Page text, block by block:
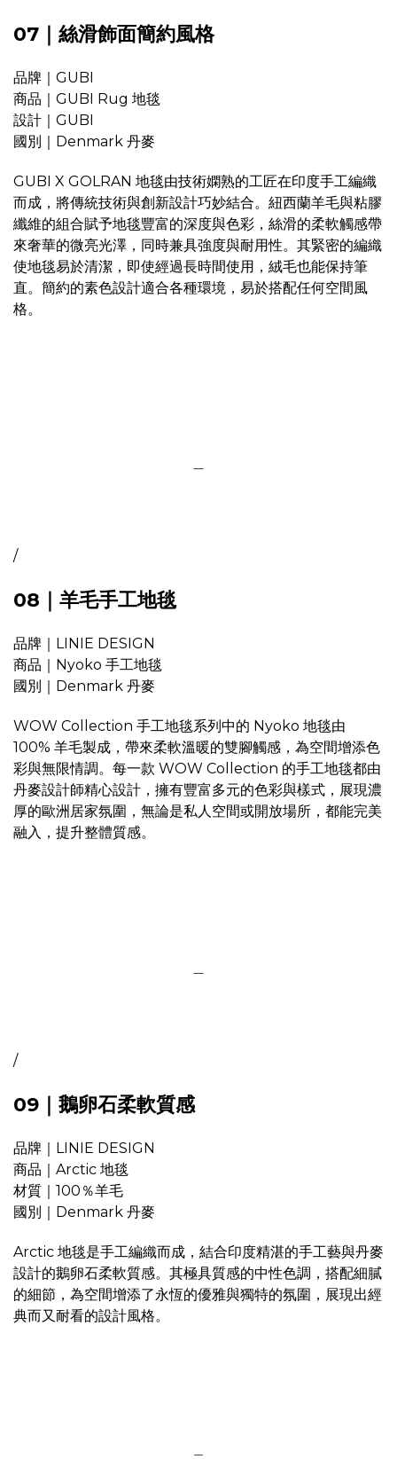
07｜絲滑飾面簡約風格
品牌｜GUBI
商品｜GUBI Rug 地毯
設計｜GUBI
國別｜Denmark 丹麥
GUBI X GOLRAN 地毯由技術嫻熟的工匠在印度手工編織
而成，將傳統技術與創新設計巧妙結合。紐西蘭羊毛與粘膠
纖維的組合賦予地毯豐富的深度與色彩，絲滑的柔軟觸感帶
來奢華的微亮光澤，同時兼具強度與耐用性。其緊密的編織
使地毯易於清潔，即使經過長時間使用，絨毛也能保持筆
直。簡約的素色設計適合各種環境，易於搭配任何空間風
格。
/
08｜羊毛手工地毯
品牌｜LINIE DESIGN
商品｜Nyoko 手工地毯
國別｜Denmark 丹麥
WOW Collection 手工地毯系列中的 Nyoko 地毯由
100% 羊毛製成，帶來柔軟溫暖的雙腳觸感，為空間增添色
彩與無限情調。每一款 WOW Collection 的手工地毯都由
丹麥設計師精心設計，擁有豐富多元的色彩與樣式，展現濃
厚的歐洲居家氛圍，無論是私人空間或開放場所，都能完美
融入，提升整體質感。
/
09｜鵝卵石柔軟質感
品牌｜LINIE DESIGN
商品｜Arctic 地毯
材質｜100％羊毛
國別｜Denmark 丹麥
Arctic 地毯是手工編織而成，結合印度精湛的手工藝與丹麥
設計的鵝卵石柔軟質感。其極具質感的中性色調，搭配細膩
的細節，為空間增添了永恆的優雅與獨特的氛圍，展現出經
典而又耐看的設計風格。